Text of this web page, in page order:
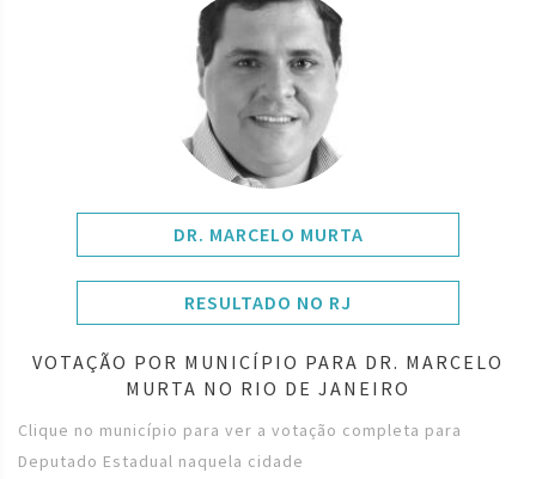
DR. MARCELO MURTA
RESULTADO NO RJ
VOTAÇÃO POR MUNICÍPIO PARA DR. MARCELO
MURTA NO RIO DE JANEIRO
Clique no município para ver a votação completa para
Deputado Estadual naquela cidade